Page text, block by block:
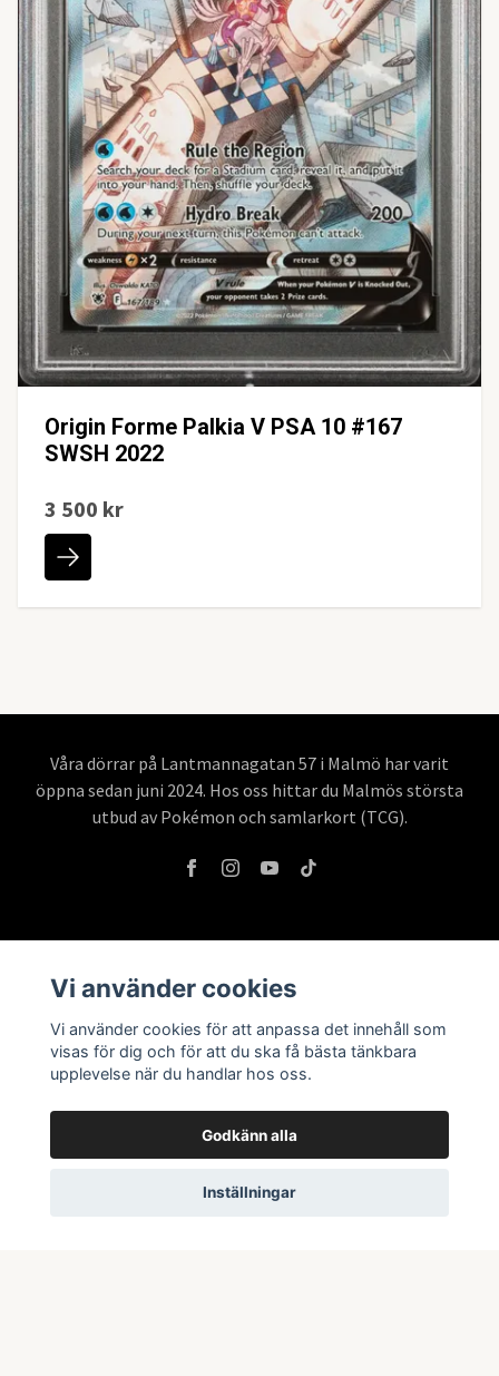
Origin Forme Palkia V PSA 10 #167
SWSH 2022
3 500 kr
Våra dörrar på Lantmannagatan 57 i Malmö har varit
öppna sedan juni 2024. Hos oss hittar du Malmös största
utbud av Pokémon och samlarkort (TCG).
Kontakta oss
Köpvillkor
Prenumerera på vårt nyhetsbrev
Vi använder cookies
Vi använder cookies för att anpassa det innehåll som
visas för dig och för att du ska få bästa tänkbara
upplevelse när du handlar hos oss.
Godkänn alla
Inställningar